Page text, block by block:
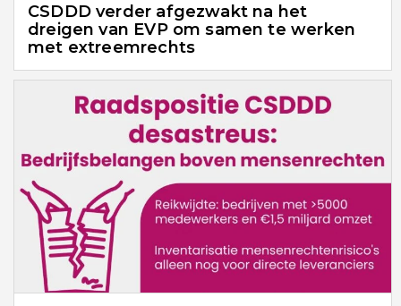
CSDDD verder afgezwakt na het
dreigen van EVP om samen te werken
met extreemrechts